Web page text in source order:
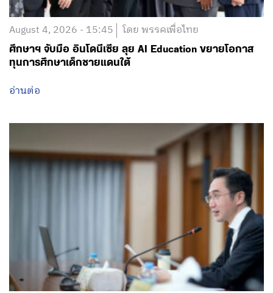
August 4, 2026 - 15:45 โดย พรรคเพื่อไทย
ศึกษาฯ จับมือ อินโดนีเซีย ลุย AI Education ขยายโอกาส
ทุนการศึกษาเด็กชายแดนใต้
อ่านต่อ